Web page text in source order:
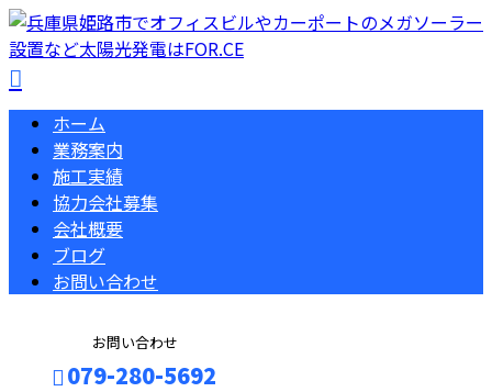
ホーム
業務案内
施工実績
協力会社募集
会社概要
ブログ
お問い合わせ
お問い合わせ
079-280-5692